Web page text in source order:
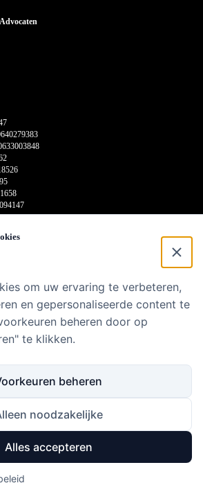
advocaten.nl
advocaten.nl
uur tot 18:00 uur.
per dag, 7 dagen in de week bereikbaar op de
ons opnemen en (indien mogelijk) nog dezelfde dag een
om uw ervaring te verbeteren,
en gepersonaliseerde content te
beheren door op
te klikken.
beheren
noodzakelijke
Alles accepteren